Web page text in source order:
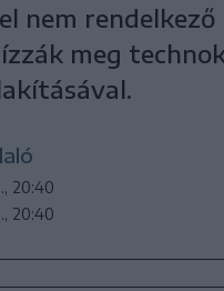
nem
meg
20:40
20:40